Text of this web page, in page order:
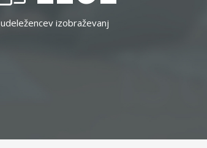
udeležencev izobraževanj